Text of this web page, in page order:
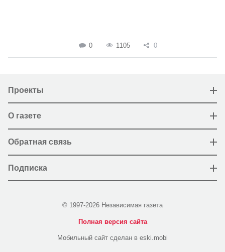
0 1105 0
Проекты
О газете
Обратная связь
Подписка
© 1997-2026 Независимая газета
Полная версия сайта
Мобильный сайт сделан в eski.mobi